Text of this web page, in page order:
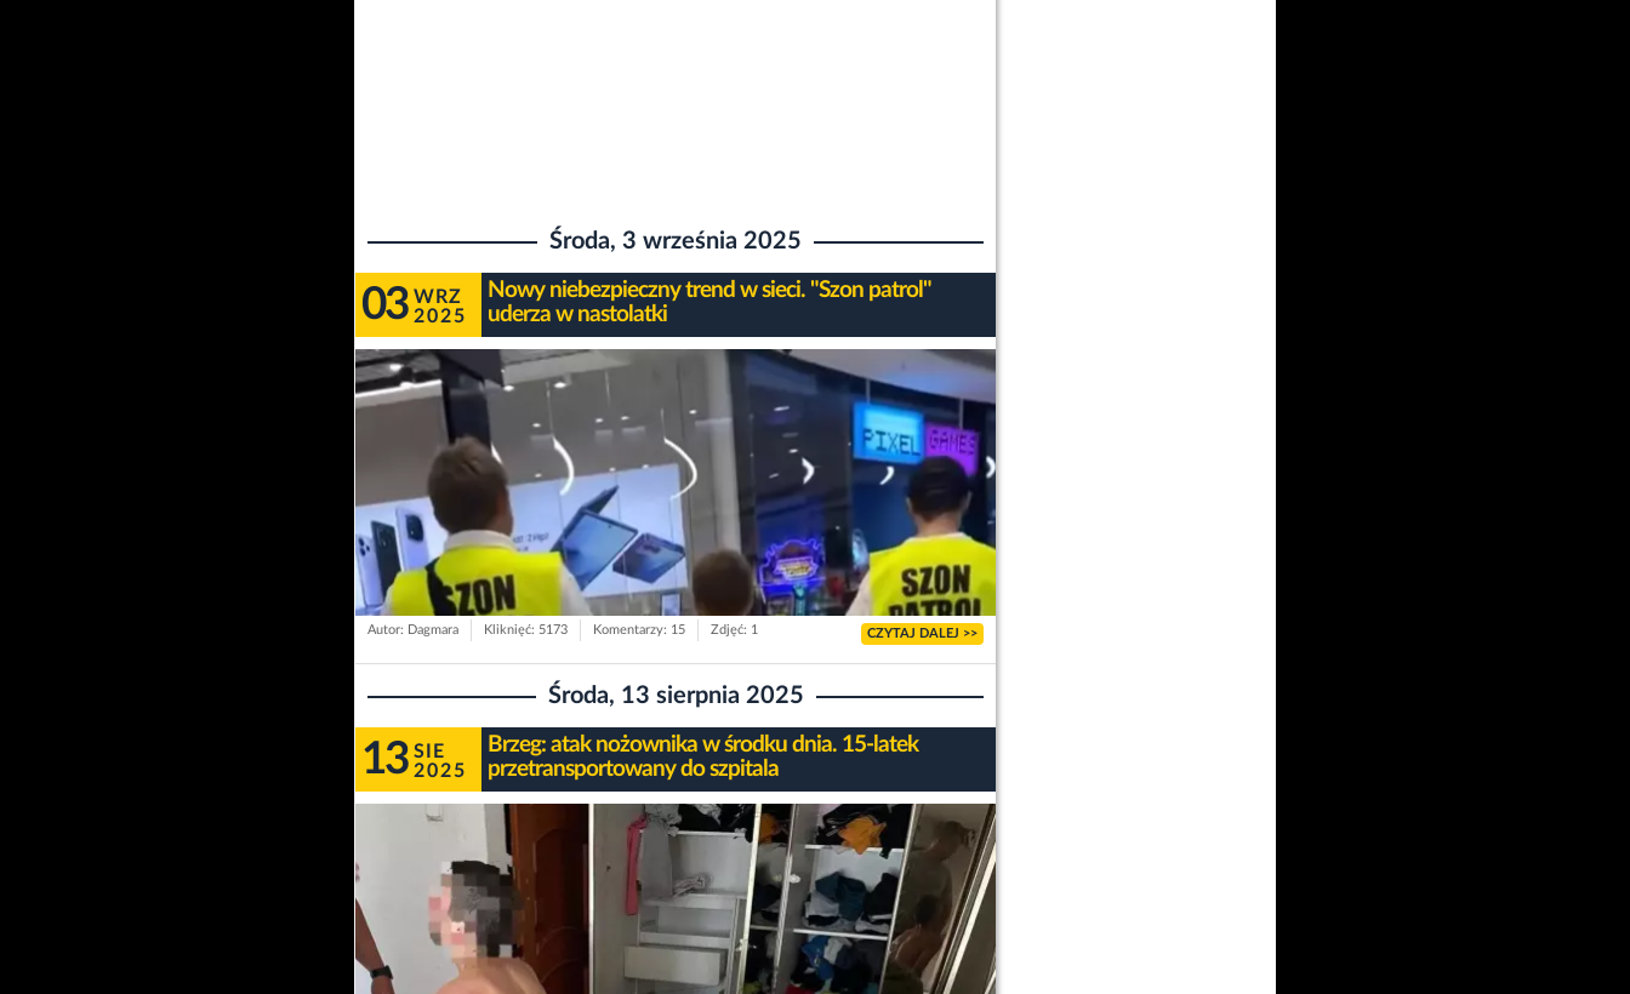
Środa, 3 września 2025
03 WRZ
2025
Nowy niebezpieczny trend w sieci. "Szon patrol"
uderza w nastolatki
Autor: Dagmara Kliknięć: 5173 Komentarzy: 15 Zdjęć: 1 CZYTAJ DALEJ >>
Środa, 13 sierpnia 2025
13 SIE
2025
Brzeg: atak nożownika w środku dnia. 15-latek
przetransportowany do szpitala